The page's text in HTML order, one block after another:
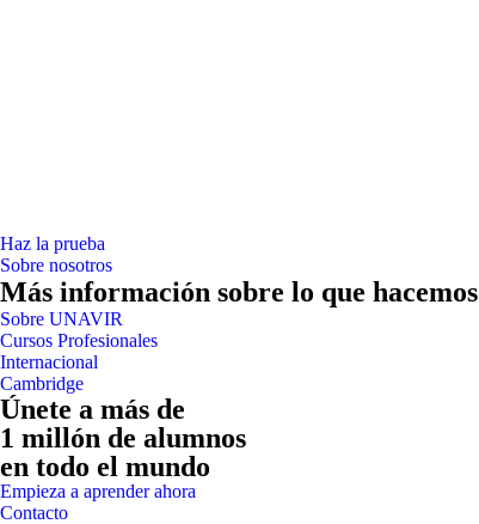
Haz la prueba
Sobre nosotros
Más información sobre lo que hacemos
Sobre UNAVIR
Cursos Profesionales
Internacional
Cambridge
Únete a más de
1 millón de alumnos
en todo el mundo
Empieza a aprender ahora
Contacto